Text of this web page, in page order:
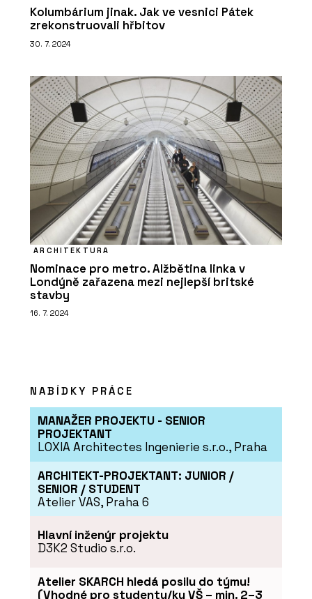
Kolumbárium jinak. Jak ve vesnici Pátek
zrekonstruovali hřbitov
30. 7. 2024
ARCHITEKTURA
Nominace pro metro. Alžbětina linka v
Londýně zařazena mezi nejlepší britské
stavby
16. 7. 2024
NABÍDKY PRÁCE
MANAŽER PROJEKTU - SENIOR
PROJEKTANT
LOXIA Architectes Ingenierie s.r.o., Praha
ARCHITEKT-PROJEKTANT: JUNIOR /
SENIOR / STUDENT
Atelier VAS, Praha 6
Hlavní inženýr projektu
D3K2 Studio s.r.o.
Atelier SKARCH hledá posilu do týmu!
(Vhodné pro studenty/ky VŠ – min. 2–3